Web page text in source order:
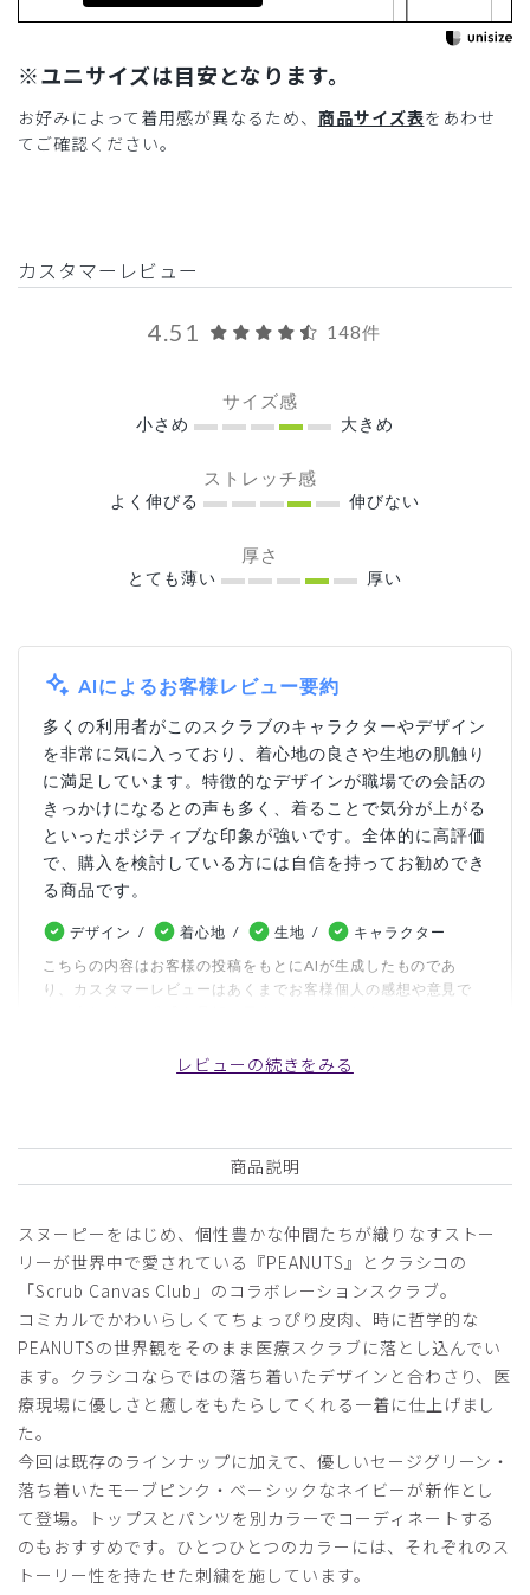
※ユニサイズは目安となります。
お好みによって着用感が異なるため、 商品サイズ表をあわせ
てご確認ください。
カスタマーレビュー
4.51 148件
サイズ感
小さめ 大きめ
ストレッチ感
よく伸びる 伸びない
厚さ
とても薄い 厚い
AIによるお客様レビュー要約
多くの利用者がこのスクラブのキャラクターやデザイン
を非常に気に入っており、着心地の良さや生地の肌触り
に満足しています。特徴的なデザインが職場での会話の
きっかけになるとの声も多く、着ることで気分が上がる
といったポジティブな印象が強いです。全体的に高評価
で、購入を検討している方には自信を持ってお勧めでき
る商品です。
デザイン 着心地 生地
キャラクター
こちらの内容はお客様の投稿をもとにAIが生成したものであ
り、カスタマーレビューはあくまでお客様個人の感想や意見で
ご購入者様
購入確認済み
サイズ感 小さめ
大きめ
ストレッチ感
よく伸びる
伸びない
厚さとても薄い 厚い
スヌーピーのスクラブ可愛くて着る度に癒されています。カ
商品：R35Scrub Canvas Club:PEANUTSスクラブトッ
プス(男女兼用)/ネイビー/M
役に立った 0
レビューの続きをみる
商品説明
スヌーピーをはじめ、個性豊かな仲間たちが織りなすストー
リーが世界中で愛されている『PEANUTS』とクラシコの
「Scrub Canvas Club」のコラボレーションスクラブ。
コミカルでかわいらしくてちょっぴり皮肉、時に哲学的な
PEANUTSの世界観をそのまま医療スクラブに落とし込んでい
ます。クラシコならではの落ち着いたデザインと合わさり、医
療現場に優しさと癒しをもたらしてくれる一着に仕上げまし
た。
今回は既存のラインナップに加えて、優しいセージグリーン・
落ち着いたモーブピンク・ベーシックなネイビーが新作とし
て登場。トップスとパンツを別カラーでコーディネートする
のもおすすめです。ひとつひとつのカラーには、それぞれのス
トーリー性を持たせた刺繍を施しています。